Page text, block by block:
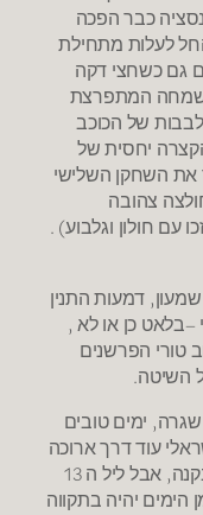
ב6 שנים, הסנסציה כבר הפכה
לעלות מתחילת
גם כשחצי דקה
ב 7 הפרש, השמחה המתפרצת
של הכוכב
יחסית של
את השחקן השלישי
צהובה
עם חולון וגלבוע) .
דמעות התנין
כן או לא ,
טורי הפרשנים
השיטה.
ימים טובים
עוד דרך ארוכה
לפניו, ולמלעיזיו עוד יש הרבה כדורים בקנה, אבל ליל ה 13
הימים יהיה בתקווה